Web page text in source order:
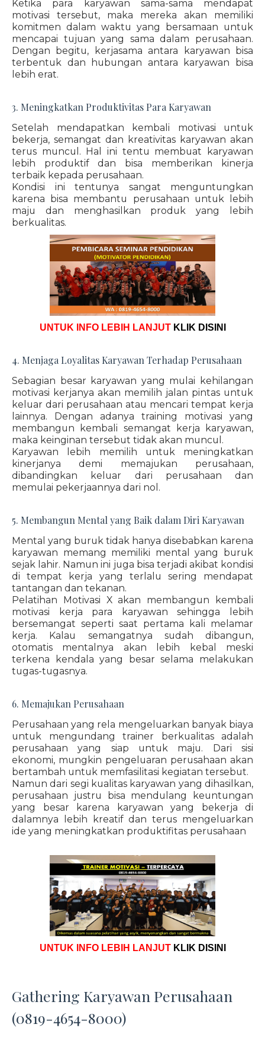
Ketika para karyawan sama-sama mendapat
motivasi tersebut, maka mereka akan memiliki
komitmen dalam waktu yang bersamaan untuk
mencapai tujuan yang sama dalam perusahaan.
Dengan begitu, kerjasama antara karyawan bisa
terbentuk dan hubungan antara karyawan bisa
lebih erat.
3. Meningkatkan Produktivitas Para Karyawan
Setelah mendapatkan kembali motivasi untuk
bekerja, semangat dan kreativitas karyawan akan
terus muncul. Hal ini tentu membuat karyawan
lebih produktif dan bisa memberikan kinerja
terbaik kepada perusahaan.
Kondisi ini tentunya sangat menguntungkan
karena bisa membantu perusahaan untuk lebih
maju dan menghasilkan produk yang lebih
berkualitas.
UNTUK INFO LEBIH LANJUT KLIK DISINI
4. Menjaga Loyalitas Karyawan Terhadap Perusahaan
Sebagian besar karyawan yang mulai kehilangan
motivasi kerjanya akan memilih jalan pintas untuk
keluar dari perusahaan atau mencari tempat kerja
lainnya. Dengan adanya training motivasi yang
membangun kembali semangat kerja karyawan,
maka keinginan tersebut tidak akan muncul.
Karyawan lebih memilih untuk meningkatkan
kinerjanya demi memajukan perusahaan,
dibandingkan keluar dari perusahaan dan
memulai pekerjaannya dari nol.
5. Membangun Mental yang Baik dalam Diri Karyawan
Mental yang buruk tidak hanya disebabkan karena
karyawan memang memiliki mental yang buruk
sejak lahir. Namun ini juga bisa terjadi akibat kondisi
di tempat kerja yang terlalu sering mendapat
tantangan dan tekanan.
Pelatihan Motivasi X akan membangun kembali
motivasi kerja para karyawan sehingga lebih
bersemangat seperti saat pertama kali melamar
kerja. Kalau semangatnya sudah dibangun,
otomatis mentalnya akan lebih kebal meski
terkena kendala yang besar selama melakukan
tugas-tugasnya.
6. Memajukan Perusahaan
Perusahaan yang rela mengeluarkan banyak biaya
untuk mengundang trainer berkualitas adalah
perusahaan yang siap untuk maju. Dari sisi
ekonomi, mungkin pengeluaran perusahaan akan
bertambah untuk memfasilitasi kegiatan tersebut.
Namun dari segi kualitas karyawan yang dihasilkan,
perusahaan justru bisa mendulang keuntungan
yang besar karena karyawan yang bekerja di
dalamnya lebih kreatif dan terus mengeluarkan
ide yang meningkatkan produktifitas perusahaan
UNTUK INFO LEBIH LANJUT KLIK DISINI
Gathering Karyawan Perusahaan
(0819-4654-8000)